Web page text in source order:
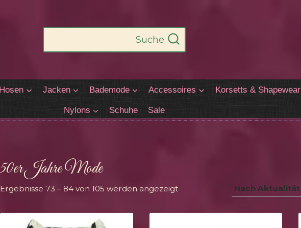
Suche
Hosen Jacken Bademode Accessoires Korsetts & Shapewear
Nylons Schuhe Sale
50er Jahre Mode
Ergebnisse 73 – 84 von 105 werden angezeigtNach